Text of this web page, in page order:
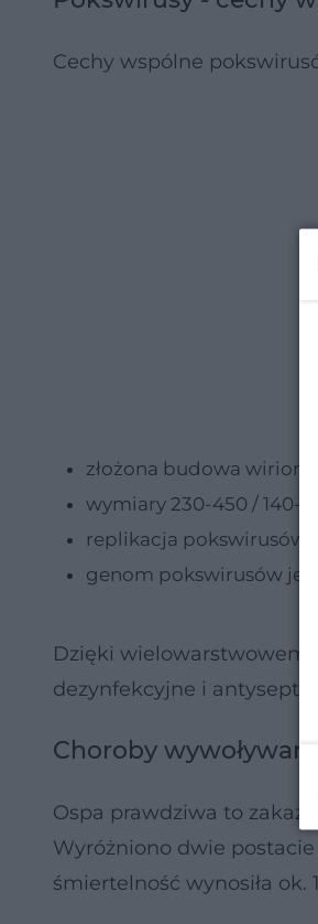
Cechy wspólne
złożona budowa
wymiary 230-450 / 140-
replikacja pokswirusów
genom pokswirusów
Dzięki
dezynfekcyjne i
Choroby
Ospa prawdziwa to
Wyróżniono dwie postacie
śmiertelność wynosiła ok.